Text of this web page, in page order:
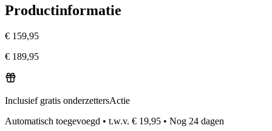
Productinformatie
€ 159,95
€ 189,95
Inclusief gratis onderzettersActie
Automatisch toegevoegd • t.w.v. € 19,95 • Nog 24 dagen